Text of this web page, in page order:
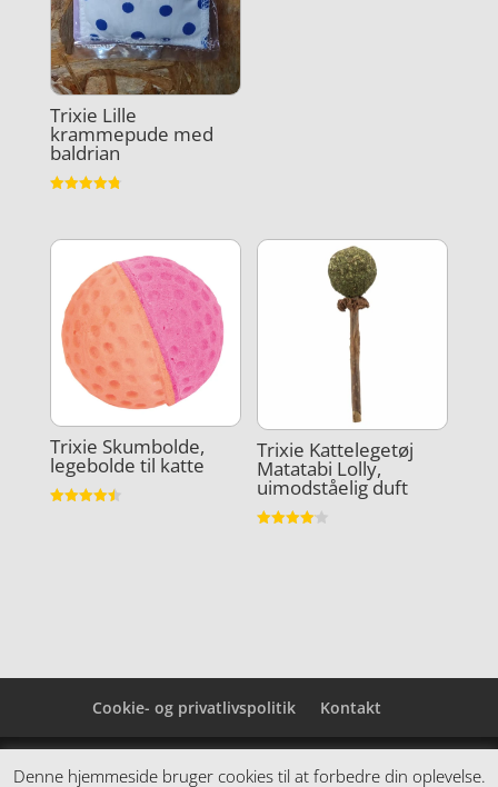
Trixie Lille
krammepude med
baldrian
Trixie Skumbolde,
legebolde til katte
Trixie Kattelegetøj
Matatabi Lolly,
uimodståelig duft
Cookie- og privatlivspolitik Kontakt
Denne hjemmeside samler et bredt udvalg af
Denne hjemmeside bruger cookies til at forbedre din oplevelse.